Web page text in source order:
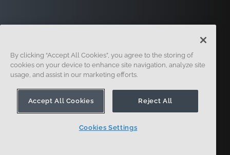
Seguridad
By clicking “Accept All Cookies”, you agree to the storing of
cookies on your device to enhance site navigation, analyze site
usage, and assist in our marketing efforts.
Accept All Cookies Reject All
Cookies Settings